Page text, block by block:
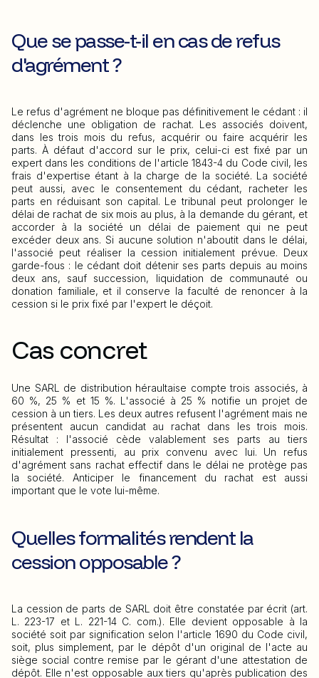
Que se passe-t-il en cas de refus
d'agrément ?
Le refus d'agrément ne bloque pas définitivement le cédant : il
déclenche une obligation de rachat. Les associés doivent,
dans les trois mois du refus, acquérir ou faire acquérir les
parts. À défaut d'accord sur le prix, celui-ci est fixé par un
expert dans les conditions de l'article 1843-4 du Code civil, les
frais d'expertise étant à la charge de la société. La société
peut aussi, avec le consentement du cédant, racheter les
parts en réduisant son capital. Le tribunal peut prolonger le
délai de rachat de six mois au plus, à la demande du gérant, et
accorder à la société un délai de paiement qui ne peut
excéder deux ans. Si aucune solution n'aboutit dans le délai,
l'associé peut réaliser la cession initialement prévue. Deux
garde-fous : le cédant doit détenir ses parts depuis au moins
deux ans, sauf succession, liquidation de communauté ou
donation familiale, et il conserve la faculté de renoncer à la
cession si le prix fixé par l'expert le déçoit.
Cas concret
Une SARL de distribution héraultaise compte trois associés, à
60 %, 25 % et 15 %. L'associé à 25 % notifie un projet de
cession à un tiers. Les deux autres refusent l'agrément mais ne
présentent aucun candidat au rachat dans les trois mois.
Résultat : l'associé cède valablement ses parts au tiers
initialement pressenti, au prix convenu avec lui. Un refus
d'agrément sans rachat effectif dans le délai ne protège pas
la société. Anticiper le financement du rachat est aussi
important que le vote lui-même.
Quelles formalités rendent la
cession opposable ?
La cession de parts de SARL doit être constatée par écrit (art.
L. 223-17 et L. 221-14 C. com.). Elle devient opposable à la
société soit par signification selon l'article 1690 du Code civil,
soit, plus simplement, par le dépôt d'un original de l'acte au
siège social contre remise par le gérant d'une attestation de
dépôt. Elle n'est opposable aux tiers qu'après publication des